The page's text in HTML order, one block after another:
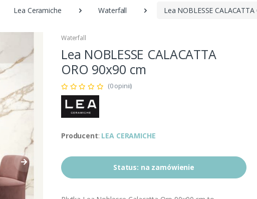
Lea Ceramiche Waterfall Lea NOBLESSE
Waterfall
Lea NOBLESSE CALACATTA
ORO 90x90 cm
(0 opinii)
Producent: LEA CERAMICHE
Status: na zamówienie